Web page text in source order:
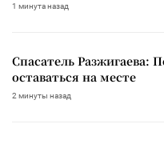
1 минута назад
Спасатель Разжигаева:
оставаться на месте
2 минуты назад